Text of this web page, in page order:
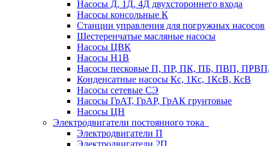
Насосы Д, 1Д, 4Д двухстороннего входа
Насосы консольные К
Станции управления для погружных насосов
Шестеренчатые масляные насосы
Насосы ЦВК
Насосы Н1В
Насосы песковые П, ПР, ПК, ПБ, ПВП,
Конденсатные насосы Кс, 1Кс, 1КсВ, КсВ
Насосы сетевые СЭ
Насосы ГрАТ, ГрАР, ГрАК грунтовые
Насосы ЦН
Электродвигатели постоянного тока
Электродвигатели П
Электродвигатели 2П